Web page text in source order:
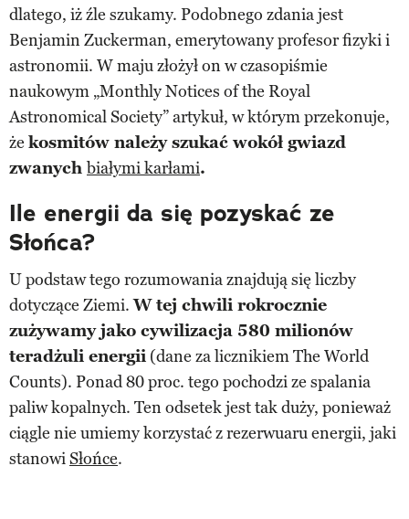
dlatego, iż źle szukamy. Podobnego zdania jest
Benjamin Zuckerman, emerytowany profesor fizyki i
astronomii. W maju złożył on w czasopiśmie
naukowym „Monthly Notices of the Royal
Astronomical Society” artykuł, w którym przekonuje,
że kosmitów należy szukać wokół gwiazd
zwanych białymi karłami.
Ile energii da się pozyskać ze
Słońca?
U podstaw tego rozumowania znajdują się liczby
dotyczące Ziemi.W tej chwili rokrocznie
zużywamy jako cywilizacja 580 milionów
teradżuli energii (dane za licznikiem The World
Counts). Ponad 80 proc. tego pochodzi ze spalania
paliw kopalnych. Ten odsetek jest tak duży, ponieważ
ciągle nie umiemy korzystać z rezerwuaru energii, jaki
stanowiSłońce.